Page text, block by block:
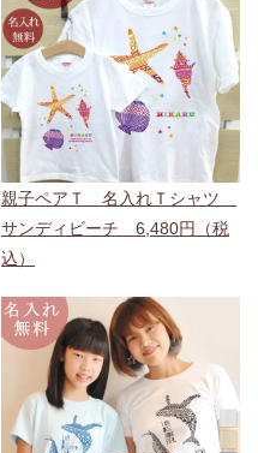
親子ペアＴ 名入れＴシャツ
サンディビーチ 6,480円（税
込）